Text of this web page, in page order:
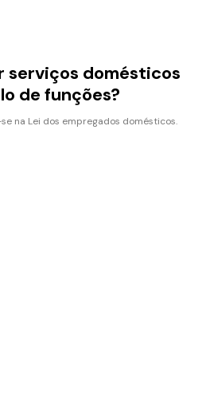
serviços domésticos
de funções?
na Lei dos empregados domésticos.